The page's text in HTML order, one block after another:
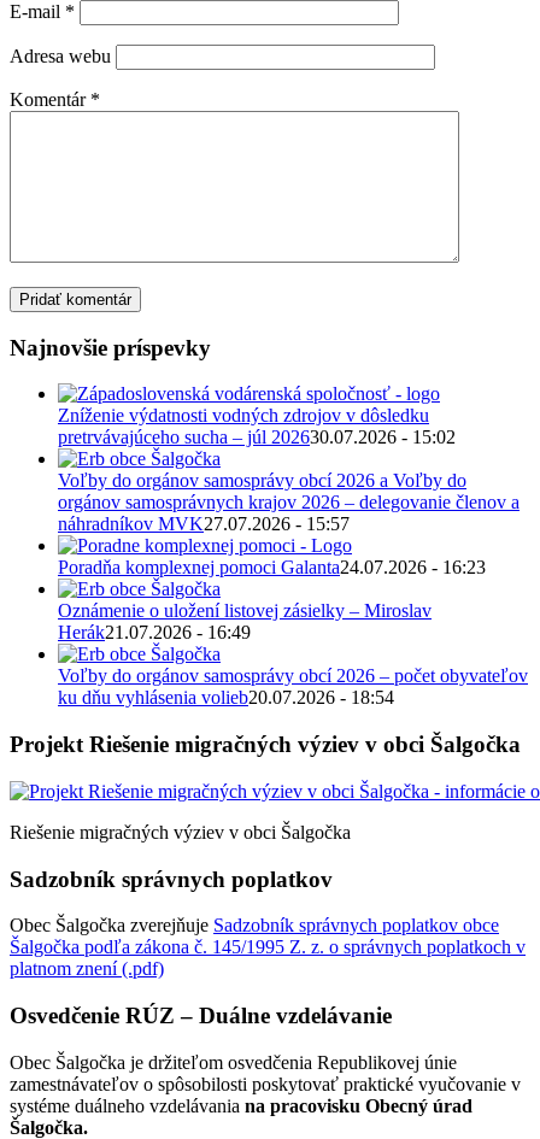
E-mail *
Adresa webu
Komentár *
Najnovšie príspevky
Zníženie výdatnosti vodných zdrojov v dôsledku
pretrvávajúceho sucha – júl 202630.07.2026 - 15:02
Voľby do orgánov samosprávy obcí 2026 a Voľby do
orgánov samosprávnych krajov 2026 – delegovanie členov a
náhradníkov MVK27.07.2026 - 15:57
Poradňa komplexnej pomoci Galanta24.07.2026 - 16:23
Oznámenie o uložení listovej zásielky – Miroslav
Herák21.07.2026 - 16:49
Voľby do orgánov samosprávy obcí 2026 – počet obyvateľov
ku dňu vyhlásenia volieb20.07.2026 - 18:54
Projekt Riešenie migračných výziev v obci Šalgočka
Riešenie migračných výziev v obci Šalgočka
Sadzobník správnych poplatkov
Obec Šalgočka zverejňuje Sadzobník správnych poplatkov obce
Šalgočka podľa zákona č. 145/1995 Z. z. o správnych poplatkoch v
platnom znení (.pdf)
Osvedčenie RÚZ – Duálne vzdelávanie
Obec Šalgočka je držiteľom osvedčenia Republikovej únie
zamestnávateľov o spôsobilosti poskytovať praktické vyučovanie v
systéme duálneho vzdelávania na pracovisku Obecný úrad
Šalgočka.